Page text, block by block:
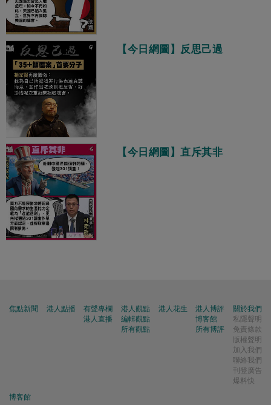
【今日網圖】反思己過
【今日網圖】直斥其非
焦點新聞 港人點播
有聲專欄
港人直播
港人觀點
編輯觀點
所有觀點
港人花生
港人博評
博客館
所有博評
關於我們
私隱聲明
免責條款
版權聲明
加入我們
聯絡我們
刊登廣告
爆料快
博客館